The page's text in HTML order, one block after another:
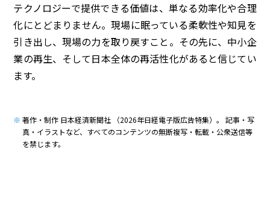
テクノロジーで提供できる価値は、単なる効率化や合理
化にとどまりません。現場に眠っている柔軟性や知見を
引き出し、現場の力を取り戻すこと。その先に、中小企
業の再生、そして日本全体の再活性化があると信じてい
ます。
著作・制作 日本経済新聞社 （2026年日経電子版広告特集）。 記事・写
真・イラストなど、すべてのコンテンツの無断複写・転載・公衆送信等
を禁じます。